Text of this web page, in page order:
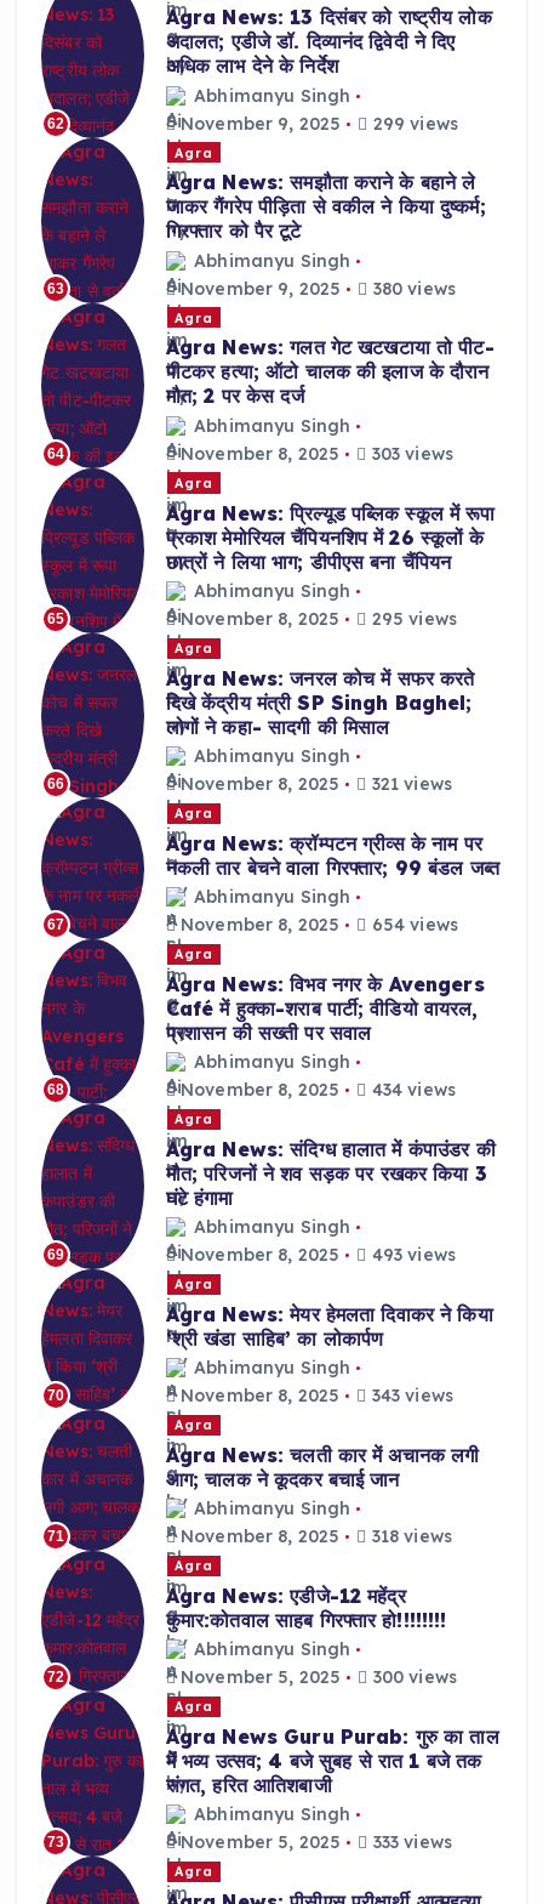
62
Agra News: 13 दिसंबर को राष्ट्रीय लोक
अदालत; एडीजे डॉ. दिव्यानंद द्विवेदी ने दिए
अधिक लाभ देने के निर्देश
Abhimanyu Singh
November 9, 2025
299 views
63
Agra
Agra News: समझौता कराने के बहाने ले
जाकर गैंगरेप पीड़िता से वकील ने किया दुष्कर्म;
गिरफ्तार को पैर टूटे
Abhimanyu Singh
November 9, 2025
380 views
64
Agra
Agra News: गलत गेट खटखटाया तो पीट-
पीटकर हत्या; ऑटो चालक की इलाज के दौरान
मौत; 2 पर केस दर्ज
Abhimanyu Singh
November 8, 2025
303 views
65
Agra
Agra News: प्रिल्यूड पब्लिक स्कूल में रूपा
प्रकाश मेमोरियल चैंपियनशिप में 26 स्कूलों के
छात्रों ने लिया भाग; डीपीएस बना चैंपियन
Abhimanyu Singh
November 8, 2025
295 views
66
Agra
Agra News: जनरल कोच में सफर करते
दिखे केंद्रीय मंत्री SP Singh Baghel;
लोगों ने कहा- सादगी की मिसाल
Abhimanyu Singh
November 8, 2025
321 views
67
Agra
Agra News: क्रॉम्पटन ग्रीव्स के नाम पर
नकली तार बेचने वाला गिरफ्तार; 99 बंडल जब्त
Abhimanyu Singh
November 8, 2025
654 views
68
Agra
Agra News: विभव नगर के Avengers
Café में हुक्का-शराब पार्टी; वीडियो वायरल,
प्रशासन की सख्ती पर सवाल
Abhimanyu Singh
November 8, 2025
434 views
69
Agra
Agra News: संदिग्ध हालात में कंपाउंडर की
मौत; परिजनों ने शव सड़क पर रखकर किया 3
घंटे हंगामा
Abhimanyu Singh
November 8, 2025
493 views
70
Agra
Agra News: मेयर हेमलता दिवाकर ने किया
‘श्री खंडा साहिब’ का लोकार्पण
Abhimanyu Singh
November 8, 2025
343 views
71
Agra
Agra News: चलती कार में अचानक लगी
आग; चालक ने कूदकर बचाई जान
Abhimanyu Singh
November 8, 2025
318 views
72
Agra
Agra News: एडीजे-12 महेंद्र
कुमार:कोतवाल साहब गिरफ्तार हो!!!!!!!!
Abhimanyu Singh
November 5, 2025
300 views
73
Agra
Agra News Guru Purab: गुरु का ताल
में भव्य उत्सव; 4 बजे सुबह से रात 1 बजे तक
संगत, हरित आतिशबाजी
Abhimanyu Singh
November 5, 2025
333 views
Agra